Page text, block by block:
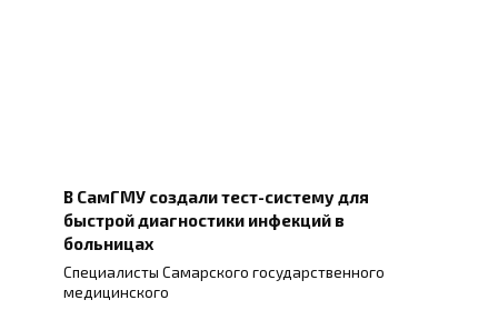
В СамГМУ создали тест-систему для
быстрой диагностики инфекций в
больницах
Специалисты Самарского государственного
медицинского